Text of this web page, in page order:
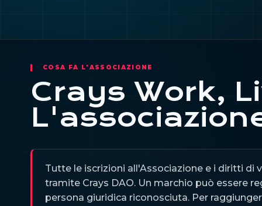
COSA FA L'ASSOCIAZIONE
Crays Work,
Tutte le iscrizioni all'Associazione e i diritti
tramite Crays DAO. Un marchio può essere
persona giuridica riconosciuta. Per